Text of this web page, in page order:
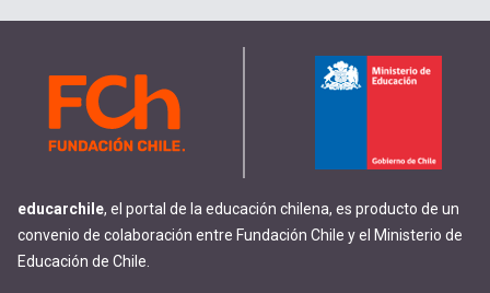
educarchile, el portal de la educación chilena, es producto de un
convenio de colaboración entre Fundación Chile y el Ministerio de
Educación de Chile.